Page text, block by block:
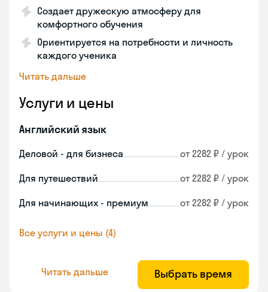
Создает дружескую атмосферу для
комфортного обучения
Ориентируется на потребности и личность
каждого ученика
Читать дальше
Услуги и цены
Английский язык
Деловой - для бизнеса от 2282 ₽ / урок
Для путешествий от 2282 ₽ / урок
Для начинающих - премиум от 2282 ₽ / урок
Все услуги и цены (4)
Читать дальше Выбрать время